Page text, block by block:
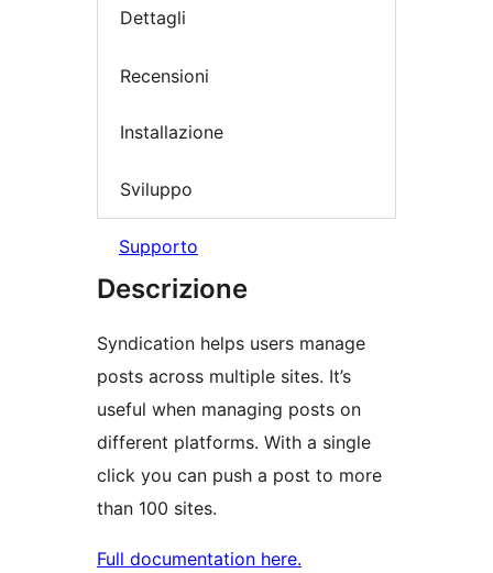
Dettagli
Recensioni
Installazione
Sviluppo
Supporto
Descrizione
Syndication helps users manage
posts across multiple sites. It’s
useful when managing posts on
different platforms. With a single
click you can push a post to more
than 100 sites.
Full documentation here.